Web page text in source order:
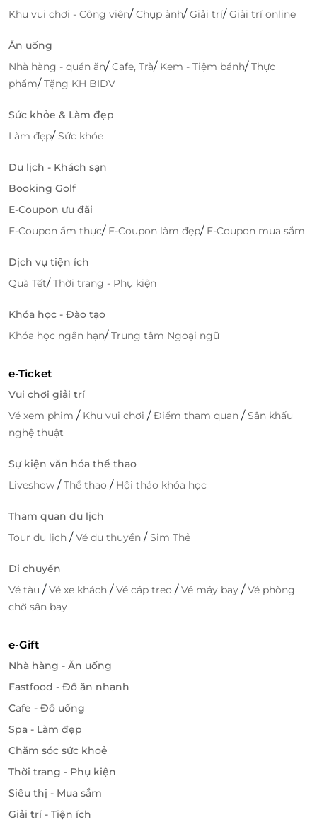
Khu vui chơi - Công viên/Chụp ảnh/Giải trí/Giải trí online
Ăn uống
Nhà hàng - quán ăn/Cafe, Trà/ Kem - Tiệm bánh/Thực
phẩm/Tặng KH BIDV
Sức khỏe & Làm đẹp
Làm đẹp/Sức khỏe
Du lịch - Khách sạn
Booking Golf
E-Coupon ưu đãi
E-Coupon ẩm thực/ E-Coupon làm đẹp/ E-Coupon mua sắm
Dịch vụ tiện ích
Quà Tết/Thời trang - Phụ kiện
Khóa học - Đào tạo
Khóa học ngắn hạn/Trung tâm Ngoại ngữ
e-Ticket
Vui chơi giải trí
Vé xem phim / Khu vui chơi /Điểm tham quan /Sân khấu
nghệ thuật
Sự kiện văn hóa thể thao
Liveshow /Thể thao / Hội thảo khóa học
Tham quan du lịch
Tour du lịch /Vé du thuyền /Sim Thẻ
Di chuyển
Vé tàu /Vé xe khách /Vé cáp treo /Vé máy bay /Vé phòng
chờ sân bay
e-Gift
Nhà hàng - Ăn uống
Fastfood - Đồ ăn nhanh
Cafe - Đồ uống
Spa - Làm đẹp
Chăm sóc sức khoẻ
Thời trang - Phụ kiện
Siêu thị - Mua sắm
Giải trí - Tiện ích